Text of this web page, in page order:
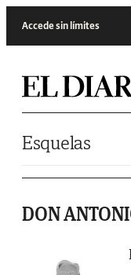
Accede sin límites
Esquelas
DON